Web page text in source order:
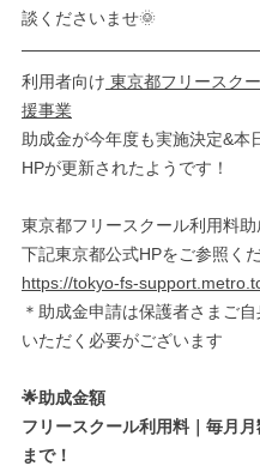
談くださいませ🌞
利用者向け 東京都フリースク
援事業
助成金が今年度も実施決定&本
HPが更新されたようです！
東京都フリースクール利用料助
下記東京都公式HPをご参照く
https://tokyo-fs-
＊助成金申請は保護者さまご
いただく必要がございます
🌟助成金額
フリースクール利用料｜毎月
まで！